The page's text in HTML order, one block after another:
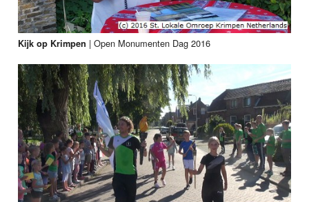
Kijk op Krimpen |Open Monumenten Dag 2016